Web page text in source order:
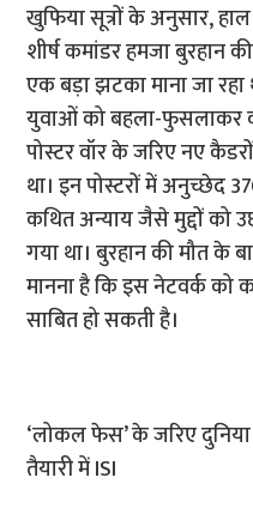
खुफिया सूत्रों के अनुसार,
शीर्ष कमांडर हमजा बुरहान
एक बड़ा झटका माना जा रहा
युवाओं को बहला-
पोस्टर वॉर के जरिए नए
था। इन पोस्टरों में अनुच्छेद
कथित अन्याय जैसे मुद्दों को
गया था। बुरहान की मौत के
मानना है कि इस नेटवर्क
साबित हो सकती है।
‘लोकल फेस’ के जरिए
तैयारी में ISI